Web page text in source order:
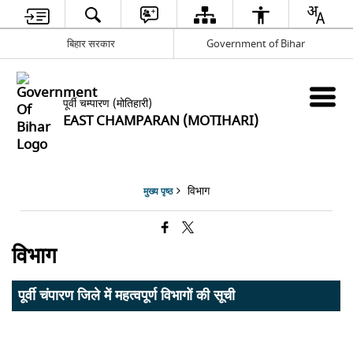
बिहार सरकार Government of Bihar
पूर्वी चम्पारण (मोतिहारी)
EAST CHAMPARAN (MOTIHARI)
मुख्य पृष्ठ विभाग
विभाग
पूर्वी चंपारण जिले में महत्वपूर्ण विभागों की सूची